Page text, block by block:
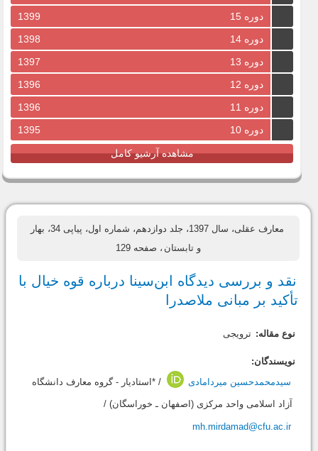
دوره 15
1399
دوره 14
1398
دوره 13
1397
دوره 12
1396
دوره 11
1396
دوره 10
1395
مشاهده آرشیو کامل
معارف عقلی، سال 1397، جلد دوازدهم، شماره اول، پیاپی 34، بهار
و تابستان ، صفحه 129
نقد و بررسی دیدگاه ابن‌سینا درباره قوه خیال با
تأکید بر مبانی ملاصدرا
نوع مقاله: ترویجی
نویسندگان:
سیدمحمدحسین میردامادی
/ *استادیار - گروه معارف دانشگاه
آزاد اسلامی واحد مرکزی (اصفهان ـ خوراسگان) /
mh.mirdamad@cfu.ac.ir